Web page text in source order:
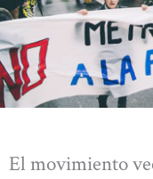
El movimiento